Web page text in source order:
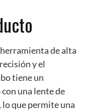
de alta
y el
tiene un
una lente de
que permite una